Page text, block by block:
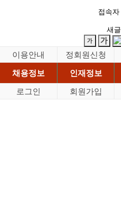
접속자
새글
이용안내 정회원신청
채용정보
인재정보
로그인
회원가입